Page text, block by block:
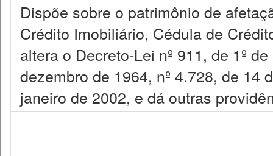
Dispõe sobre o patrimônio de
Crédito Imobiliário, Cédula de
altera o Decreto-Lei nº 911, de 1º
dezembro de 1964, nº 4.728, de 14
janeiro de 2002, e dá outras